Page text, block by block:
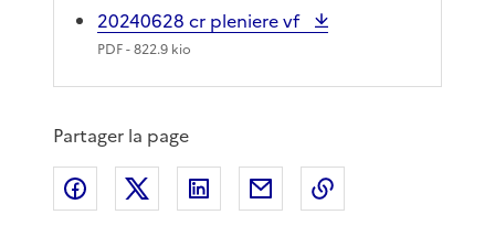
20240628 cr pleniere vf
PDF- 822.9 kio
Partager la page
Partager sur Facebook
Partager sur XPartager sur LinkedIn
Partager par email